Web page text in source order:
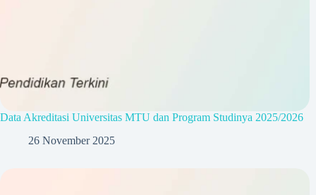
Data Akreditasi Universitas MTU dan Program Studinya 2025/2026
26 November 2025